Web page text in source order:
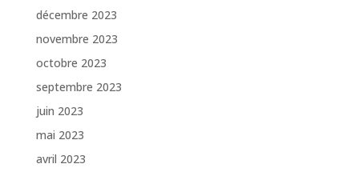
décembre 2023
novembre 2023
octobre 2023
septembre 2023
juin 2023
mai 2023
avril 2023